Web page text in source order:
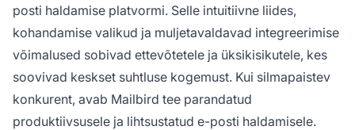
posti haldamise platvormi. Selle intuitiivne liides,
kohandamise valikud ja muljetavaldavad integreerimise
võimalused sobivad ettevõtetele ja üksikisikutele, kes
soovivad keskset suhtluse kogemust. Kui silmapaistev
konkurent, avab Mailbird tee parandatud
produktiivsusele ja lihtsustatud e-posti haldamisele.